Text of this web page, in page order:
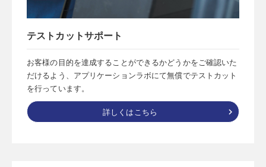
テストカットサポート
お客様の目的を達成することができるかどうかをご確認いた
だけるよう、アプリケーションラボにて無償でテストカット
を行っています。
詳しくはこちら